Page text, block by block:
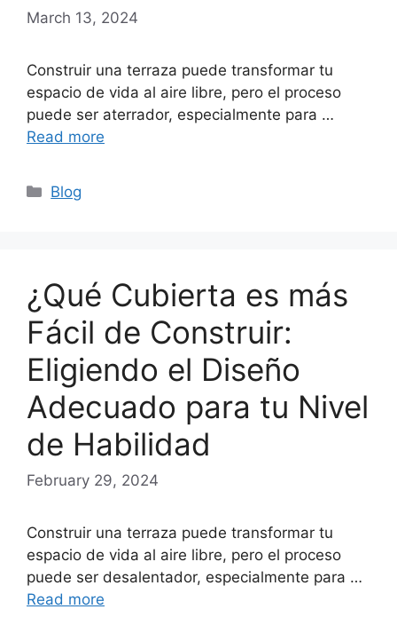
March 13, 2024
Construir una terraza puede transformar tu
espacio de vida al aire libre, pero el proceso
puede ser aterrador, especialmente para …
Read more
Categories
Blog
¿Qué Cubierta es más
Fácil de Construir:
Eligiendo el Diseño
Adecuado para tu Nivel
de Habilidad
February 29, 2024
Construir una terraza puede transformar tu
espacio de vida al aire libre, pero el proceso
puede ser desalentador, especialmente para …
Read more